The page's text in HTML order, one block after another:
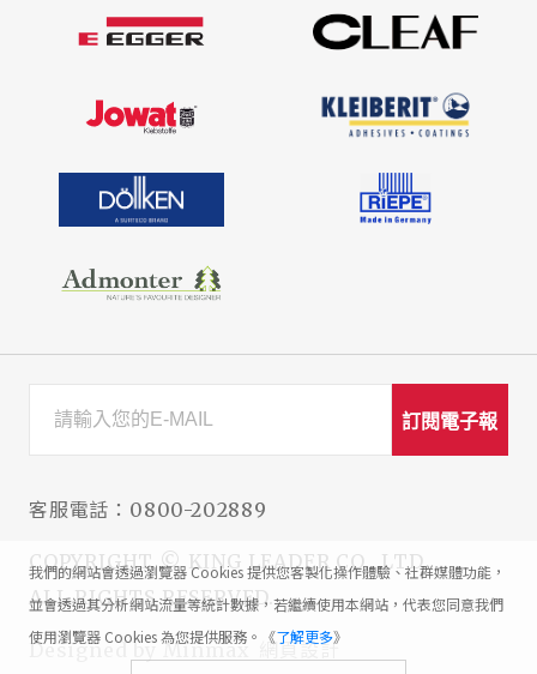
訂閱電子報
客服電話： 0800-202889
COPYRIGHT © KING LEADER CO., LTD.
ALL RIGHTS RESERVED.
Designed byMinmax 網頁設計
我們的網站會透過瀏覽器 Cookies 提供您客製化操作體驗、社群媒體功能，
並會透過其分析網站流量等統計數據，若繼續使用本網站，代表您同意我們
使用瀏覽器 Cookies 為您提供服務。《了解更多》